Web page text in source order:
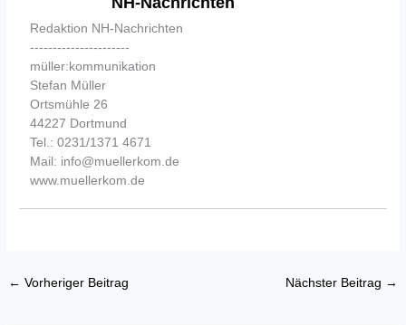
Redaktion NH-Nachrichten
----------------------
müller:kommunikation
Stefan Müller
Ortsmühle 26
44227 Dortmund
Tel.: 0231/1371 4671
Mail: info@muellerkom.de
www.muellerkom.de
← Vorheriger Beitrag Nächster Beitrag →